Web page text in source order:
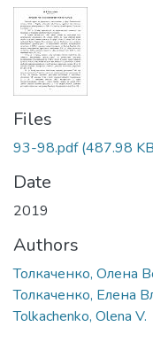
Files
93-98.pdf(487.98
Date
2019
Authors
Толкаченко, Олена
Толкаченко, Елена
Tolkachenko, Olena V.